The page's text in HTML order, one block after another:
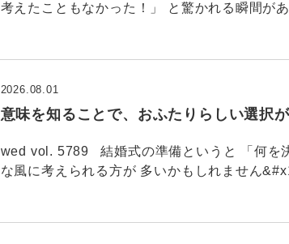
考えたこともなかった！」 と驚かれる瞬間が
意味を知ることで、おふたりらしい選択
2026.08.01
wed vol. 5789 結婚式の準備というと 「何を
な風に考えられる方が 多いかもしれません